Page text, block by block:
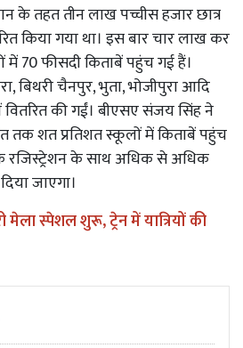
के तहत तीन लाख पच्चीस हजार छात्र
किया गया था। इस बार चार लाख कर
में 70 फीसदी किताबें पहुंच गई हैं।
बिथरी चैनपुर, भुता, भोजीपुरा आदि
वितरित की गईं। बीएसए संजय सिंह ने
तक शत प्रतिशत स्कूलों में किताबें पहुंच
रजिस्ट्रेशन के साथ अधिक से अधिक
जाएगा।
मेला स्पेशल शुरू, ट्रेन में यात्रियों की